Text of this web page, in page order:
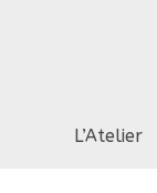
L’Atelier